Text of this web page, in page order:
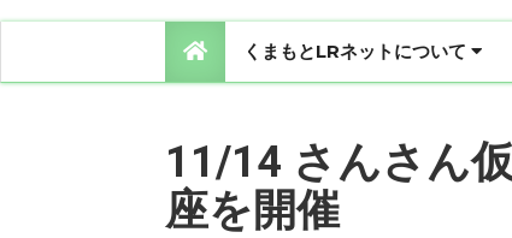
くまもとLRネットについて
11/14 さんさん
座を開催